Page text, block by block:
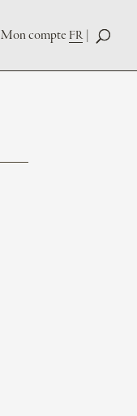
Mon compte FR